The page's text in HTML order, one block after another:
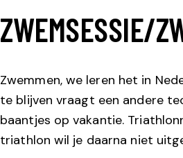
ZWEMSESSIE/
Zwemmen, we leren het in
te blijven vraagt een andere
baantjes op vakantie.
triathlon wil je daarna niet